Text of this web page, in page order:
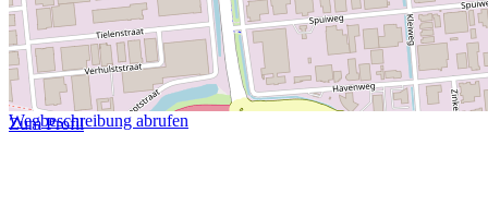
Wegbeschreibung abrufen
Zum Profil